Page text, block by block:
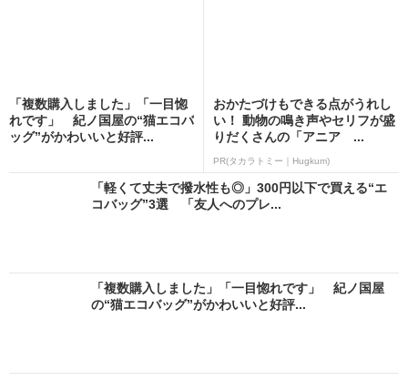
「複数購入しました」「一目惚
れです」 紀ノ国屋の“猫エコバ
ッグ”がかわいいと好評...
おかたづけもできる点がうれし
い！ 動物の鳴き声やセリフが盛
りだくさんの「アニア ...
PR(タカラトミー｜Hugkum)
「軽くて丈夫で撥水性も◎」300円以下で買える“エ
コバッグ”3選 「友人へのプレ...
「複数購入しました」「一目惚れです」 紀ノ国屋
の“猫エコバッグ”がかわいいと好評...